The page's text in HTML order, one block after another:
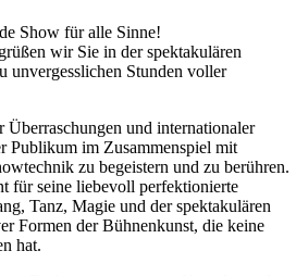
Show für alle Sinne!
wir Sie in der spektakulären
unvergesslichen Stunden voller
und internationaler
Publikum im Zusammenspiel mit
zu begeistern und zu berühren.
für seine liebevoll perfektionierte
Tanz, Magie und der spektakulären
Formen der Bühnenkunst, die keine
hat.